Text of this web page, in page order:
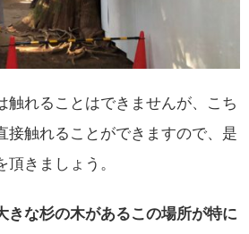
触れることはできませんが、こち
接触れることができますので、是
きましょう。
きな杉の木があるこの場所が特に